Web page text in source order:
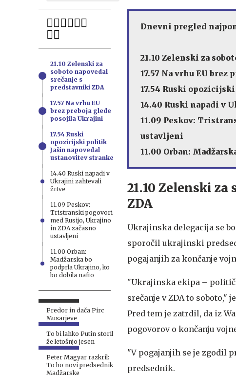
21.10 Zelenski za
soboto napovedal
srečanje s
predstavniki ZDA
17.57 Na vrhu EU
brez preboja glede
posojila Ukrajini
17.54 Ruski
opozicijski politik
Jašin napovedal
ustanovitev stranke
14.40 Ruski napadi v
Ukrajini zahtevali
žrtve
11.09 Peskov:
Tristranski pogovori
med Rusijo, Ukrajino
in ZDA začasno
ustavljeni
11.00 Orban:
Madžarska bo
podprla Ukrajino, ko
bo dobila nafto
Predor in dača Pirc
Musarjeve
To bi lahko Putin storil
že letošnjo jesen
Peter Magyar razkril:
To bo novi predsednik
Madžarske
Dnevni pregled
21.10 Zelenski za
17.57 Na vrhu EU
17.54 Ruski
14.40 Ruski napadi v
11.09 Peskov:
ustavljeni
11.00 Orban:
21.10 Zelenski
ZDA
Ukrajinska delegacija se
sporočil ukrajinski
pogajanjih za končanje
"Ukrajinska ekipa –
srečanje v ZDA to soboto,"
Pred tem je zatrdil, da iz
pogovorov o končanju
"V pogajanjih se je zgodil
predsednik.